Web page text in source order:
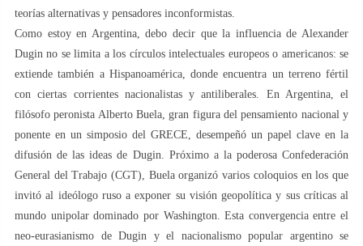
teorías alternativas y pensadores inconformistas.
Como estoy en Argentina, debo decir que la influencia de Alexander
Dugin no se limita a los círculos intelectuales europeos o americanos: se
extiende también a Hispanoamérica, donde encuentra un terreno fértil
con ciertas corrientes nacionalistas y antiliberales. En Argentina, el
filósofo peronista Alberto Buela, gran figura del pensamiento nacional y
ponente en un simposio del GRECE, desempeñó un papel clave en la
difusión de las ideas de Dugin. Próximo a la poderosa Confederación
General del Trabajo (CGT), Buela organizó varios coloquios en los que
invitó al ideólogo ruso a exponer su visión geopolítica y sus críticas al
mundo unipolar dominado por Washington. Esta convergencia entre el
neo-eurasianismo de Dugin y el nacionalismo popular argentino se